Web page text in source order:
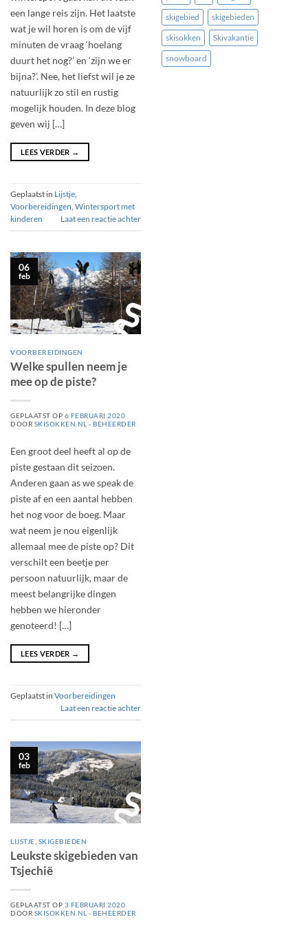
skigebied skigebieden
skisokken Skivakantie
snowboard
een lange reis zijn. Het laatste
wat je wil horen is om de vijf
minuten de vraag ‘hoelang
duurt het nog?’ en ‘zijn we er
bijna?’. Nee, het liefst wil je ze
natuurlijk zo stil en rustig
mogelijk houden. In deze blog
geven wij […]
LEES VERDER →
Geplaatst in Lijstje
Voorbereidingen Wintersport met
kinderen
Laat een reactie achter
06
feb
VOORBEREIDINGEN
Welke spullen neem je
mee op de piste?
GEPLAATST OP 6 FEBRUARI 2020
DOOR SKISOKKEN.NL - BEHEERDER
Een groot deel heeft al op de
piste gestaan dit seizoen.
Anderen gaan as we speak de
piste af en een aantal hebben
het nog voor de boeg. Maar
wat neem je nou eigenlijk
allemaal mee de piste op? Dit
verschilt een beetje per
persoon natuurlijk, maar de
meest belangrijke dingen
hebben we hieronder
genoteerd! […]
LEES VERDER →
Geplaatst in Voorbereidingen
Laat een reactie achter
03
feb
LIJSTJE SKIGEBIEDEN
Leukste skigebieden van
Tsjechië
GEPLAATST OP 3 FEBRUARI 2020
DOOR SKISOKKEN.NL - BEHEERDER